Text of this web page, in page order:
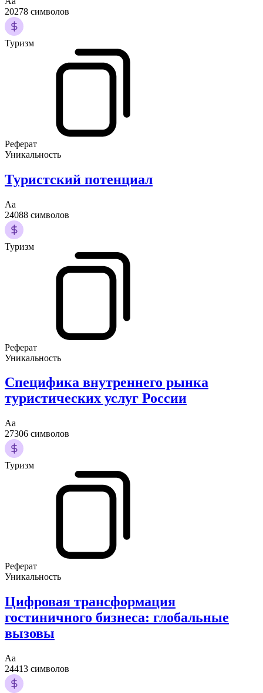
20278 символов
Туризм
Реферат
Уникальность
Туристский потенциал
Аа
24088 символов
Туризм
Реферат
Уникальность
Специфика внутреннего рынка
туристических услуг России
Аа
27306 символов
Туризм
Реферат
Уникальность
Цифровая трансформация
гостиничного бизнеса: глобальные
вызовы
Аа
24413 символов